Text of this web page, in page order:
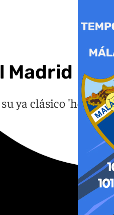
Madrid
ya clásico 'here we